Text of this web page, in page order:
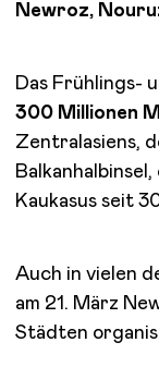
Newroz,
Das Frühlings-
300 Millionen
Zentralasiens,
Kaukasus seit
Auch in vielen
am 21. März
Städten